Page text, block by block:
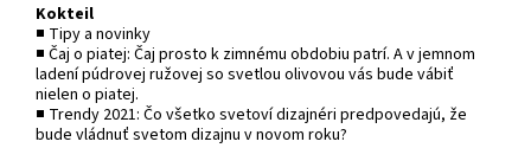
Kokteil
■ Tipy a novinky
■ Čaj o piatej: Čaj prosto k zimnému obdobiu patrí. A v jemnom
ladení púdrovej ružovej so svetlou olivovou vás bude vábiť
nielen o piatej.
■ Trendy 2021: Čo všetko svetoví dizajnéri predpovedajú, že
bude vládnuť svetom dizajnu v novom roku?